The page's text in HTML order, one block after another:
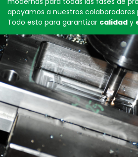
apoyamos a nuestros colaboradores
Todo esto para garantizar calidad y